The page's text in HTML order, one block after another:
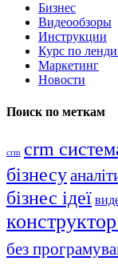
Бизнес
Видеообзоры
Инструкции
Курс по
Маркетинг
Новости
Поиск по меткам
crm crm
бізнесу
бізнес ідеї
без